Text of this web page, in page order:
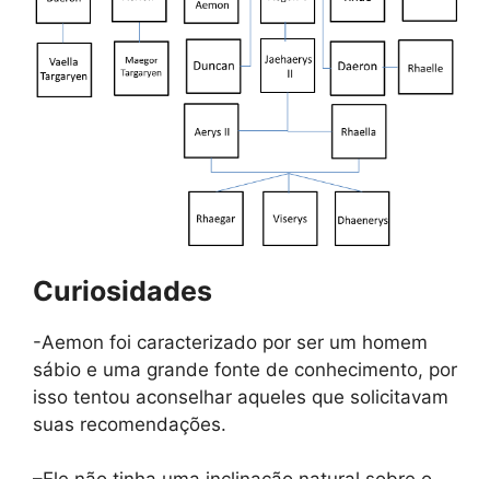
Curiosidades
-Aemon foi caracterizado por ser um homem
sábio e uma grande fonte de conhecimento, por
isso tentou aconselhar aqueles que solicitavam
suas recomendações.